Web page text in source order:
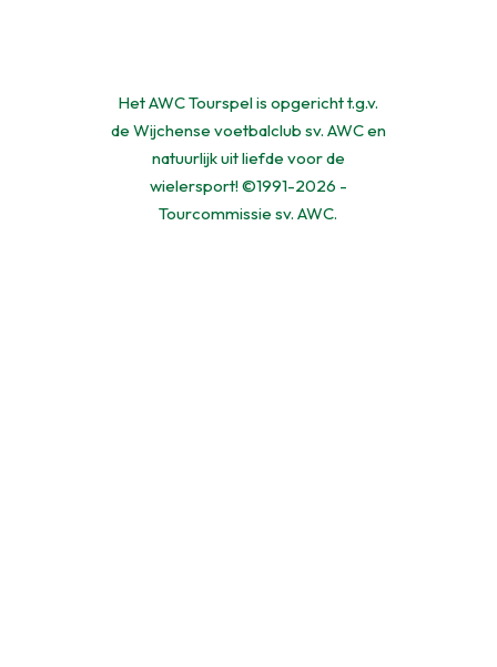
Het AWC Tourspel is opgericht t.g.v.
de Wijchense voetbalclub sv. AWC en
natuurlijk uit liefde voor de
wielersport! ©1991-2026 -
Tourcommissie sv. AWC.